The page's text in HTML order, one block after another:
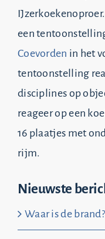
een
Coevorden in het
tentoonstelling
disciplines op
reageer op een
16 plaatjes met
rijm.
Nieuwste
Waar is de brand?